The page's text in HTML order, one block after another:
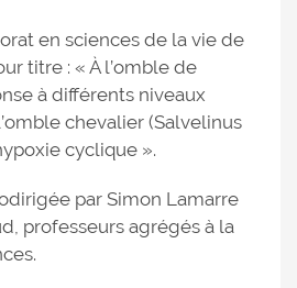
en sciences de la vie de
titre : « À l’omble de
à différents niveaux
chevalier (Salvelinus
cyclique ».
par Simon Lamarre
professeurs agrégés à la